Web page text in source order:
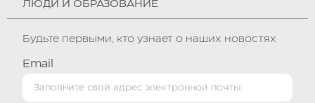
ЛЮДИ И ОБРАЗОВАНИЕ
Будьте первыми, кто узнает о наших новостях
Email